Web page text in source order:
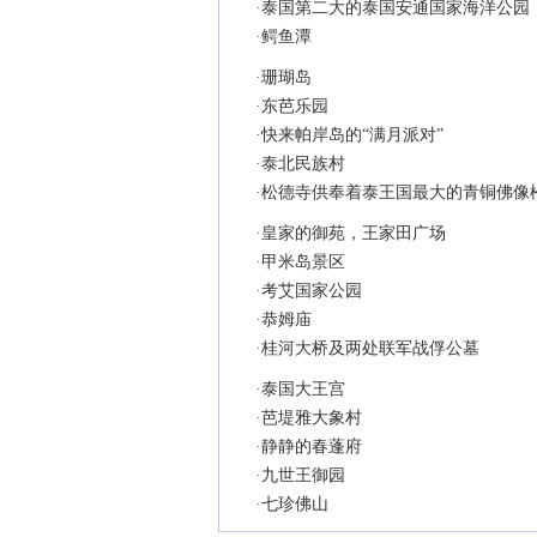
·泰国第二大的泰国安通国家海洋公园
·鳄鱼潭
·珊瑚岛
· 东芭乐园
·快来帕岸岛的“满月派对”
·泰北民族村
·松德寺供奉着泰王国最大的青铜佛像
· 皇家的御苑，王家田广场
· 甲米岛景区
·考艾国家公园
·恭姆庙
·桂河大桥及两处联军战俘公墓
·泰国大王宫
·芭堤雅大象村
·静静的春蓬府
· 九世王御园
·七珍佛山